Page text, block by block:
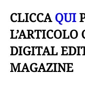
CLICCAQUI
DIGITAL
MAGAZINE